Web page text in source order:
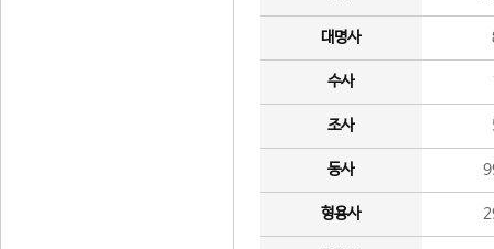
대명사
수사
조사
동사
형용사